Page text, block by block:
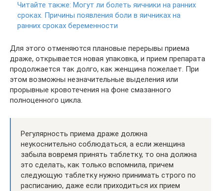
Читайте также: Могут ли болеть яичники на ранних
сроках. Причины появления боли в яичниках на
ранних сроках беременности
Для этого отменяются плановые перерывы приема
драже, открывается новая упаковка, и прием препарата
продолжается так долго, как женщина пожелает. При
этом возможны незначительные выделения или
прорывные кровотечения на фоне смазанного
полноценного цикла.
Регулярность приема драже должна
неукоснительно соблюдаться, а если женщина
забыла вовремя принять таблетку, то она должна
это сделать, как только вспомнила, причем
следующую таблетку нужно принимать строго по
расписанию, даже если приходиться их прием